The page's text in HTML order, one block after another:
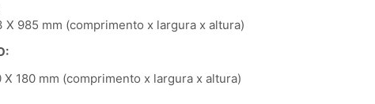
X 985 mm (comprimento x largura x altura)
180 mm (comprimento x largura x altura)